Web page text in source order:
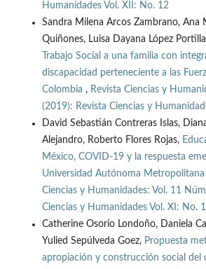
Humanidades Vol. XII: No. 12
Sandra Milena Arcos Zambrano, Ana
Quiñones, Luisa Dayana López
Trabajo Social a una familia con
discapacidad perteneciente a las
Colombia , Revista Ciencias y
(2019): Revista Ciencias y
David Sebastián Contreras Islas,
Alejandro, Roberto Flores Rojas,
México, COVID-19 y la respuesta
Universidad Autónoma
Ciencias y Humanidades: Vol. 11
Ciencias y Humanidades Vol. XI: No.
Catherine Osorio Londoño, Daniela
Yulied Sepúlveda Goez, Propuesta
apropiación y construcción social del